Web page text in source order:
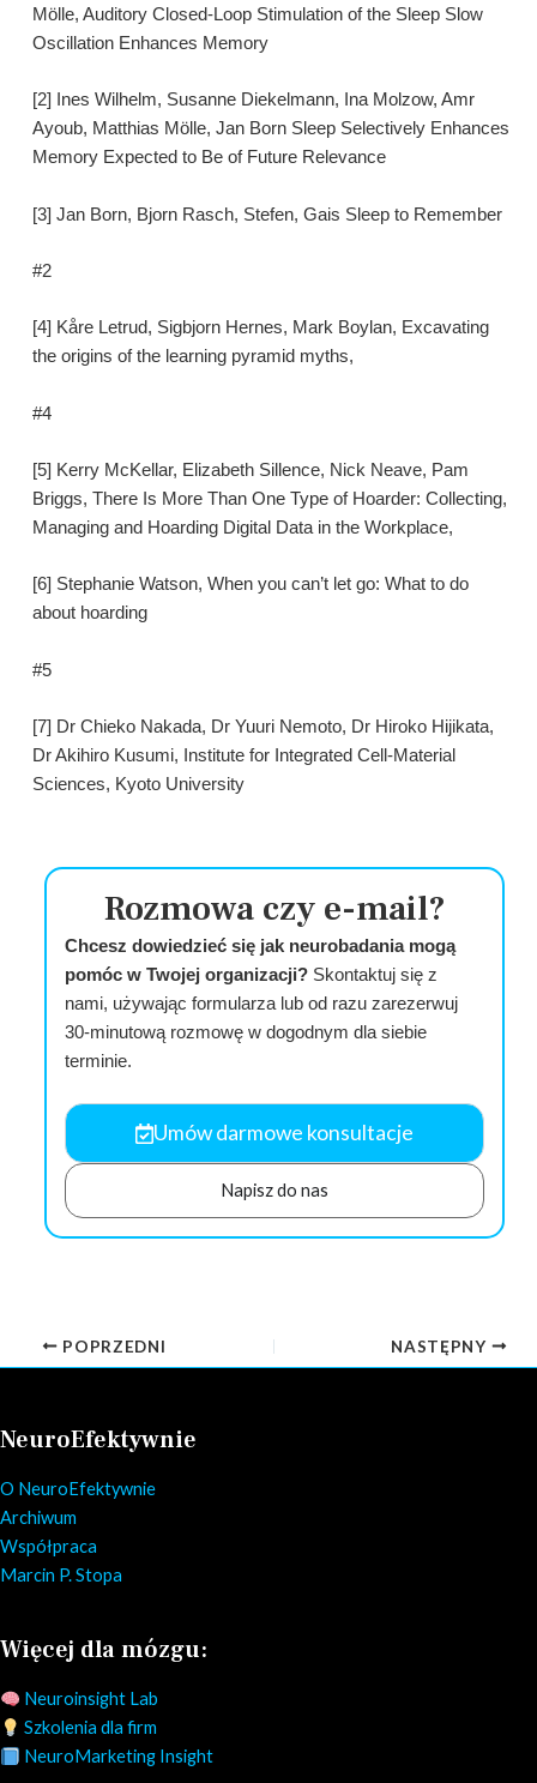
Mölle, Auditory Closed-Loop Stimulation of the Sleep Slow
Oscillation Enhances Memory
[2] Ines Wilhelm, Susanne Diekelmann, Ina Molzow, Amr
Ayoub, Matthias Mölle, Jan Born Sleep Selectively Enhances
Memory Expected to Be of Future Relevance
[3] Jan Born, Bjorn Rasch, Stefen, Gais Sleep to Remember
#2
[4] Kåre Letrud, Sigbjorn Hernes, Mark Boylan, Excavating
the origins of the learning pyramid myths,
#4
[5] Kerry McKellar, Elizabeth Sillence, Nick Neave, Pam
Briggs, There Is More Than One Type of Hoarder: Collecting,
Managing and Hoarding Digital Data in the Workplace,
[6] Stephanie Watson, When you can’t let go: What to do
about hoarding
#5
[7] Dr Chieko Nakada, Dr Yuuri Nemoto, Dr Hiroko Hijikata,
Dr Akihiro Kusumi, Institute for Integrated Cell-Material
Sciences, Kyoto University
Rozmowa czy e-mail?
Chcesz dowiedzieć się jak neurobadania mogą
pomóc w Twojej organizacji? Skontaktuj się z
nami, używając formularza lub od razu zarezerwuj
30-minutową rozmowę w dogodnym dla siebie
terminie.
Umów darmowe konsultacje
Napisz do nas
POPRZEDNI NASTĘPNY
NeuroEfektywnie
O NeuroEfektywnie
Archiwum
Współpraca
Marcin P. Stopa
Więcej dla mózgu:
Neuroinsight Lab
Szkolenia dla firm
NeuroMarketing Insight